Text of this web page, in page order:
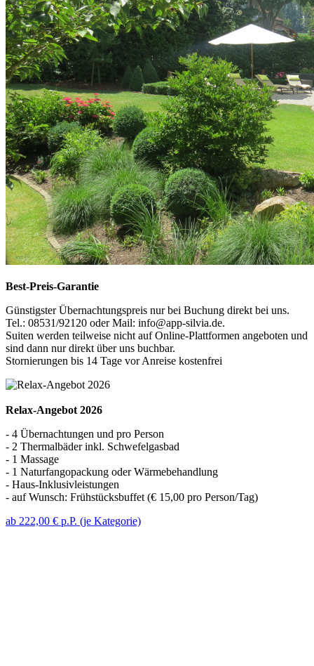
Best-Preis-Garantie
Günstigster Übernachtungspreis nur bei Buchung direkt bei uns.
Tel.: 08531/92120 oder Mail: info@app-silvia.de.
Suiten werden teilweise nicht auf Online-Plattformen angeboten und
sind dann nur direkt über uns buchbar.
Stornierungen bis 14 Tage vor Anreise kostenfrei
Relax-Angebot 2026
- 4 Übernachtungen und pro Person
- 2 Thermalbäder inkl. Schwefelgasbad
- 1 Massage
- 1 Naturfangopackung oder Wärmebehandlung
- Haus-Inklusivleistungen
- auf Wunsch: Frühstücksbuffet (€ 15,00 pro Person/Tag)
ab 222,00 € p.P. (je Kategorie)